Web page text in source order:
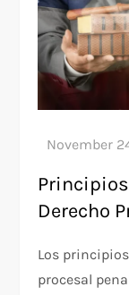
Derecho
Los
procesal